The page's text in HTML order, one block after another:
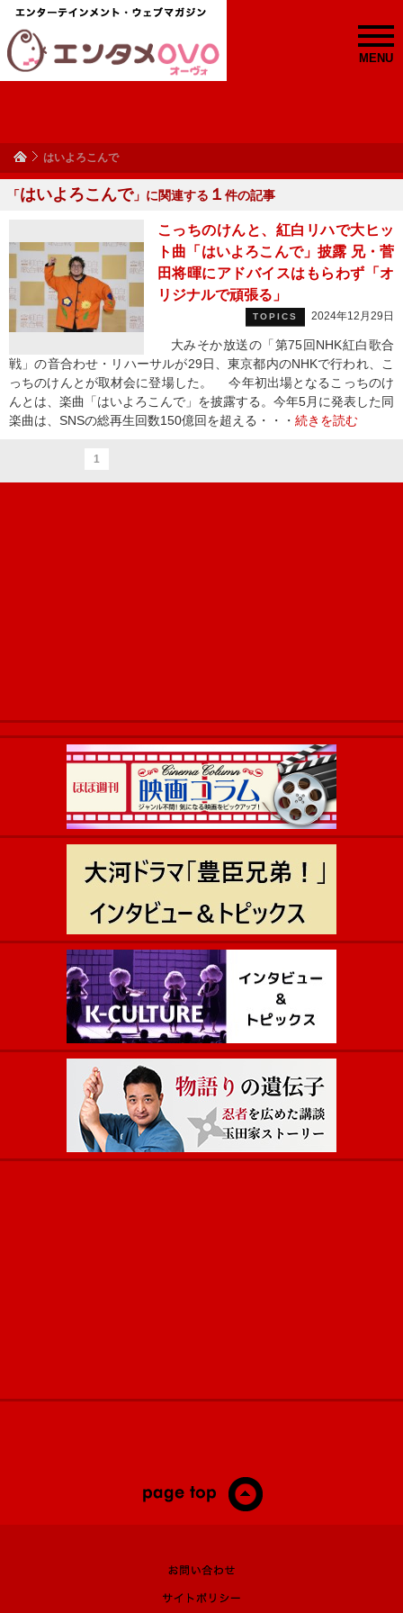
MENU
はいよろこんで
「はいよろこんで」に関連する １ 件の記事
こっちのけんと、紅白リハで大ヒッ
ト曲「はいよろこんで」披露 兄・菅
田将暉にアドバイスはもらわず「オ
リジナルで頑張る」
TOPICS 2024年12月29日
大みそか放送の「第75回NHK紅白歌合
戦」の音合わせ・リハーサルが29日、東京都内のNHKで行われ、こ
っちのけんとが取材会に登場した。 今年初出場となるこっちのけ
んとは、楽曲「はいよろこんで」を披露する。今年5月に発表した同
楽曲は、SNSの総再生回数150億回を超える・・・ 続きを読む
1